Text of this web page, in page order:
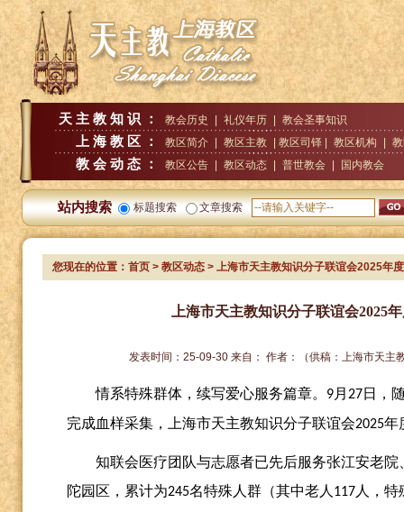
天主教知识： 教会历史 礼仪年历 教会圣事知识
上海教区： 教区简介 教区主教 | 教区司铎 | 教区机构
教会动态： 教区公告 教区动态 普世教会 国内教会
站内搜索 标题搜索 文章搜索
您现在的位置：首页 >教区动态 > 上海市天主教知识分子联谊会2025年
上海市天主教知识分子联谊会2025
发表时间：25-09-30 来自： 作者： （供稿：上海市天主
情系特殊群体，续写爱心服务篇章。 9月 27日，
完成血样采集，上海市天主教知识分子联谊会2025年
知联会医疗团队与志愿者已先后服务张江安老
陀园区，累计为245名特殊人群（其中老人117人，特